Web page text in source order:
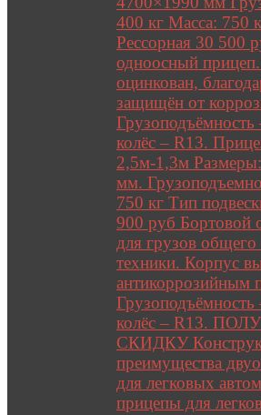
400 кг Масса: 750
Рессорная 30 500
одноосный
оцинкован,
защищён от
Грузоподъёмность
колёс – R13.
2,5м-1,3м
мм.
750 кг Тип
900 руб Бортовой
для грузов общего
техники. Корпус
антикоррозийным
Грузоподъёмность
колёс – R13.
СКИДКУ
преимущества
для легковых
прицепы для